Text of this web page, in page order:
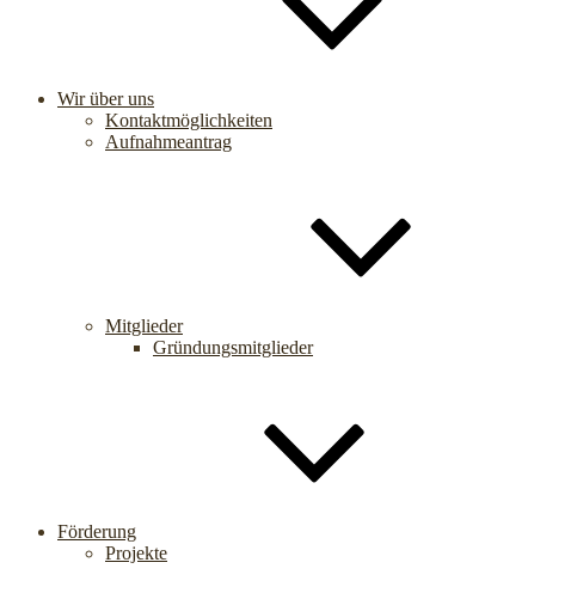
Wir über uns
Kontaktmöglichkeiten
Aufnahmeantrag
Mitglieder
Gründungsmitglieder
Förderung
Projekte